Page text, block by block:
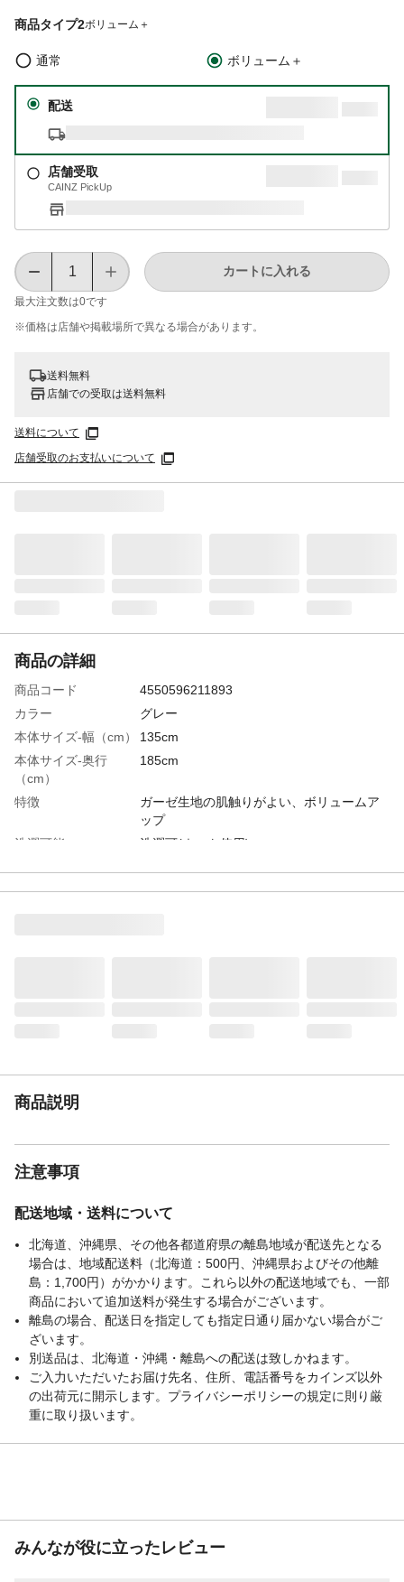
商品タイプ2ボリューム＋
通常 ボリューム＋
配送
店舗受取
CAINZ PickUp
最大注文数は0です
カートに入れる
※価格は​店舗や​掲載場所で​異なる​場合が​あります。
送料無料
店舗での受取は送料無料
送料について
店舗受取のお支払いについて
商品の詳細
商品コード
4550596211893
カラー
グレー
本体サイズ-幅（cm）
135cm
本体サイズ-奥行
（cm）
185cm
特徴
ガーゼ生地の肌触りがよい、ボリュームア
ップ
洗濯可能
洗濯可(ネット使用)
ドライクリーニング
×
詰め物-重量（kg）
商品説明
注意事項
配送地域・送料について
北海道、沖縄県、その他各都道府県の離島地域が配送先となる
場合は、地域配送料（北海道：500円、沖縄県およびその他離
島：1,700円）がかかります。これら以外の配送地域でも、一部
商品において追加送料が発生する場合がございます。
離島の場合、配送日を指定しても指定日通り届かない場合がご
ざいます。
別送品は、北海道・沖縄・離島への配送は致しかねます。
ご入力いただいたお届け先名、住所、電話番号をカインズ以外
の出荷元に開示します。プライバシーポリシーの規定に則り厳
重に取り扱います。
みんなが役に立ったレビュー